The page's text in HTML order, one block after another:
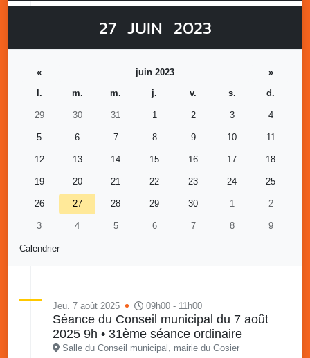
27 JUIN 2023
Calendrier
« juin 2023
»
l.
m. m. j. v. s. d.
29 30 31 1 2 3 4
5 6 7 8 9 10 11
12 13 14 15 16 17 18
19 20 21 22 23 24 25
26 27 28 29 30 1 2
3 4 5 6 7 8 9
Jeu. 7 août 2025 09h00 - 11h00
Séance du Conseil municipal du 7 août
2025 9h • 31ème séance ordinaire
Salle du Conseil municipal, mairie du Gosier